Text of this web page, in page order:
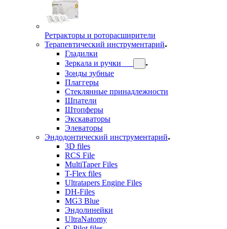
Ретракторы и роторасширители
Терапевтический инструментарий
Гладилки
Зеркала и ручки
Зонды зубные
Плаггеры
Стеклянные принадлежности
Шпатели
Штопферы
Экскаваторы
Элеваторы
Эндодонтический инструментарий
3D files
RCS File
MultiTaper Files
T-Flex files
Ultratapers Engine Files
DH-Files
MG3 Blue
Эндолинейки
UltraNatomy